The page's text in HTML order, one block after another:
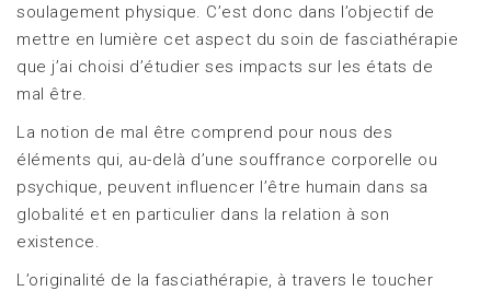
soulagement physique. C’est donc dans l’objectif de
mettre en lumière cet aspect du soin de fasciathérapie
que j’ai choisi d’étudier ses impacts sur les états de
mal être.
La notion de mal être comprend pour nous des
éléments qui, au-delà d’une souffrance corporelle ou
psychique, peuvent influencer l’être humain dans sa
globalité et en particulier dans la relation à son
existence.
L’originalité de la fasciathérapie, à travers le toucher